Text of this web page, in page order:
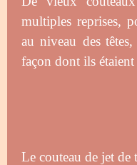
multiples reprises,
au niveau des
façon dont ils étaient
Le couteau de jet de